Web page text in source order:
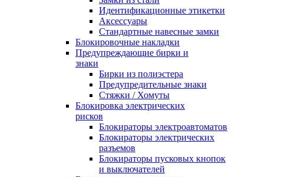
Идентификационные этикетки
Аксессуары
Стандартные навесные замки
Блокировочные накладки
Предупреждающие бирки и
знаки
Бирки из полиэстера
Предупредительные знаки
Стяжки / Хомуты
Блокировка электрических
рисков
Блокираторы электроавтоматов
Блокираторы электрических
разъемов
Блокираторы пусковых кнопок
и выключателей